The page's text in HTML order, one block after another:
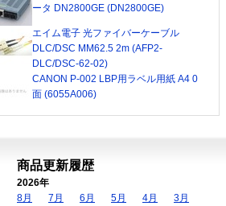
ータ DN2800GE (DN2800GE)
エイム電子 光ファイバーケーブル
DLC/DSC MM62.5 2m (AFP2-
DLC/DSC-62-02)
CANON P-002 LBP用ラベル用紙 A4 0
面 (6055A006)
商品更新履歴
2026年
8月
7月 6月 5月 4月
3月